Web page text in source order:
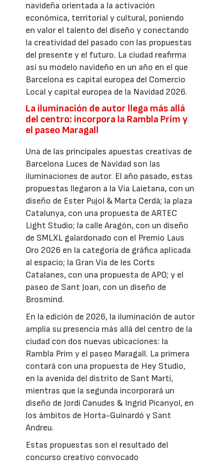
navideña orientada a la activación
económica, territorial y cultural, poniendo
en valor el talento del diseño y conectando
la creatividad del pasado con las propuestas
del presente y el futuro. La ciudad reafirma
así su modelo navideño en un año en el que
Barcelona es capital europea del Comercio
Local y capital europea de la Navidad 2026.
La iluminación de autor llega más allá
del centro: incorpora la Rambla Prim y
el paseo Maragall
Una de las principales apuestas creativas de
Barcelona Luces de Navidad son las
iluminaciones de autor. El año pasado, estas
propuestas llegaron a la Via Laietana, con un
diseño de Ester Pujol & Marta Cerdà; la plaza
Catalunya, con una propuesta de ARTEC
Light Studio; la calle Aragón, con un diseño
de SMLXL galardonado con el Premio Laus
Oro 2026 en la categoría de gráfica aplicada
al espacio; la Gran Via de les Corts
Catalanes, con una propuesta de APO; y el
paseo de Sant Joan, con un diseño de
Brosmind.
En la edición de 2026, la iluminación de autor
amplía su presencia más allá del centro de la
ciudad con dos nuevas ubicaciones: la
Rambla Prim y el paseo Maragall. La primera
contará con una propuesta de Hey Studio,
en la avenida del distrito de Sant Martí,
mientras que la segunda incorporará un
diseño de Jordi Canudes & Ingrid Picanyol, en
los ámbitos de Horta-Guinardó y Sant
Andreu.
Estas propuestas son el resultado del
concurso creativo convocado